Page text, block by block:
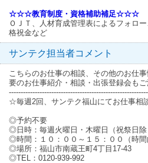
☆☆☆教育制度・資格補助補足☆☆☆
ＯＪＴ、人材育成管理表によるフォロ
格祝金など
サンテク担当者コメント
こちらのお仕事の相談、その他のお仕
要のお仕事紹介・相談・出張登録会もご
☆毎週2回、サンテク福山にてお仕事相
◎予約不要
◎日時：毎週火曜日・木曜日（祝祭日除
◎時間：１０：００～１５：００（時間
◎場所：福山市南蔵王町4丁目17-43
◎TEL：0120-939-992